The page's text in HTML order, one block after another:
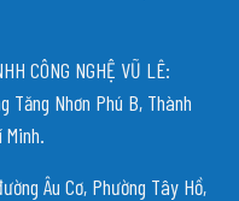
CÔNG NGHỆ VŨ LÊ:
Tăng Nhơn Phú B, Thành
Âu Cơ, Phường Tây Hồ,